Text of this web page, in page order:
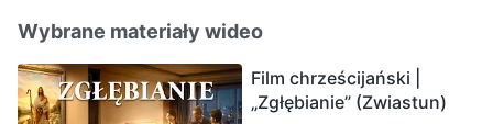
Wybrane materiały wideo
Film chrześcijański |
„Zgłębianie” (Zwiastun)